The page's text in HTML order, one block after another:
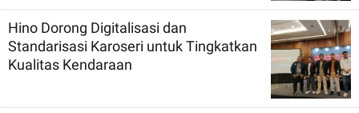
Hino Dorong Digitalisasi dan
Standarisasi Karoseri untuk Tingkatkan
Kualitas Kendaraan